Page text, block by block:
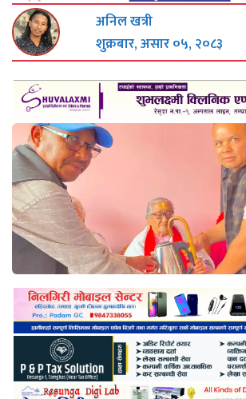
अनिल खत्री
शुक्रबार, असार ०५, २०८३